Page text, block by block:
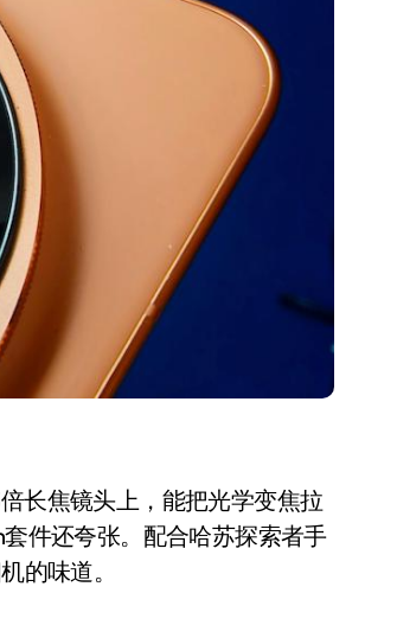
长焦镜头上，能把光学变焦拉
件还夸张。配合哈苏探索者手
的味道。
洁电器全球累计出
4000万台，技术
动多品类增长